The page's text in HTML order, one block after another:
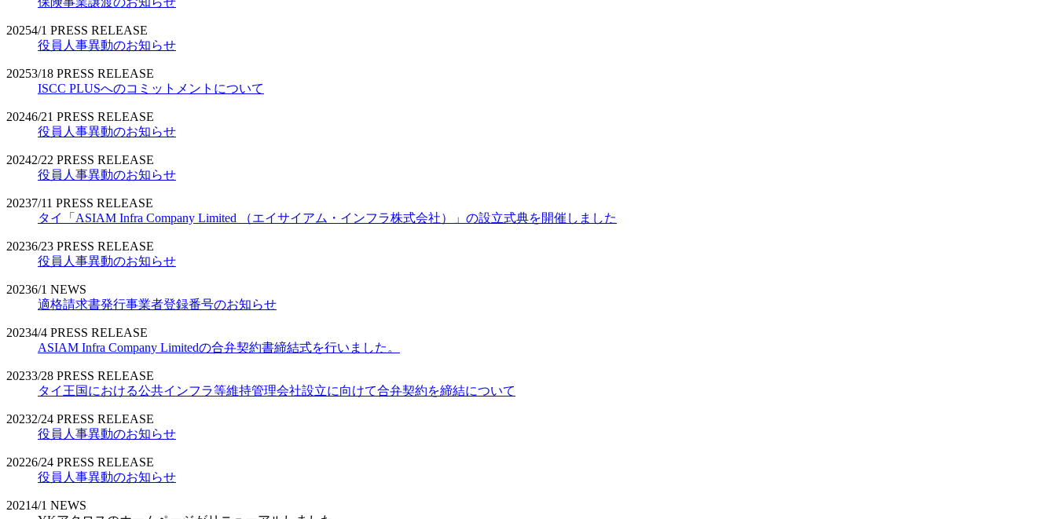
20254/1 PRESS RELEASE
役員人事異動のお知らせ
20253/18 PRESS RELEASE
ISCC PLUSへのコミットメントについて
20246/21 PRESS RELEASE
役員人事異動のお知らせ
20242/22 PRESS RELEASE
役員人事異動のお知らせ
20237/11 PRESS RELEASE
タイ「ASIAM Infra Company Limited （エイサイアム・インフラ株式会社）」の設立式典を開催しました
20236/23 PRESS RELEASE
役員人事異動のお知らせ
20236/1 NEWS
適格請求書発行事業者登録番号のお知らせ
20234/4 PRESS RELEASE
ASIAM Infra Company Limitedの合弁契約書締結式を行いました。
20233/28 PRESS RELEASE
タイ王国における公共インフラ等維持管理会社設立に向けて合弁契約を締結について
20232/24 PRESS RELEASE
役員人事異動のお知らせ
20226/24 PRESS RELEASE
役員人事異動のお知らせ
20214/1 NEWS